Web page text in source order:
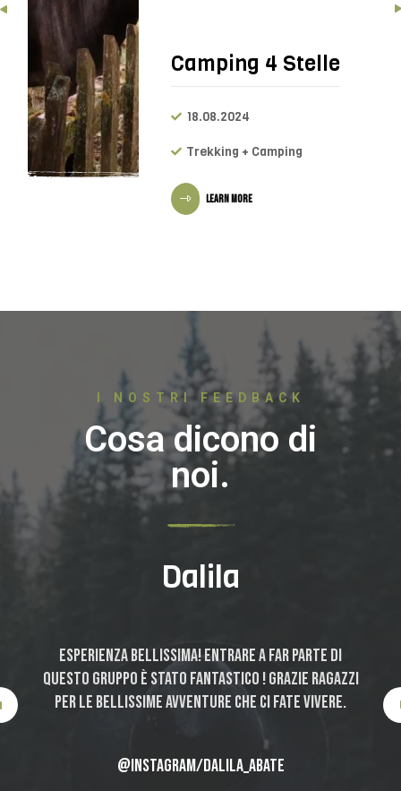
Camping 4 Stelle
18.08.2024
Trekking + Camping
LEARN MORE
I NOSTRI FEEDBACK
Cosa dicono di
noi.
Dalila
Esperienza bellissima! Entrare a far parte di
questo gruppo è stato fantastico ! Grazie ragazzi
per le bellissime avventure che ci fate vivere.
@INSTAGRAM/DALILA_ABATE